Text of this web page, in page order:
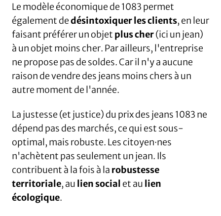
Le modèle économique de 1083 permet
également dedésintoxiquer les clients, en leur
faisant préférer un objet plus cher(ici un jean)
à un objet moins cher. Par ailleurs, l'entreprise
ne propose pas de soldes. Car il n'y a aucune
raison de vendre des jeans moins chers à un
autre moment de l'année.
La justesse (et justice) du prix des jeans 1083 ne
dépend pas des marchés, ce qui est sous-
optimal, mais robuste. Les citoyen·nes
n'achètent pas seulement un jean. Ils
contribuent à la fois à la robustesse
territoriale, au lien social et au lien
écologique.